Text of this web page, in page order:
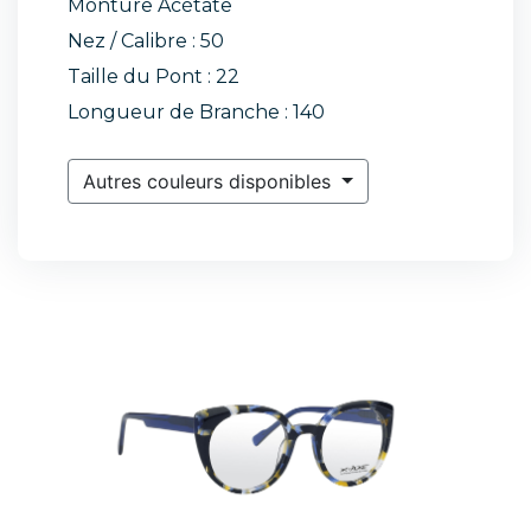
Monture Acétate
Nez / Calibre : 50
Taille du Pont : 22
Longueur de Branche : 140
Autres couleurs disponibles